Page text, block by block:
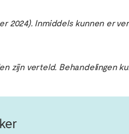
2024). Inmiddels kunnen er
zijn verteld. Behandelingen